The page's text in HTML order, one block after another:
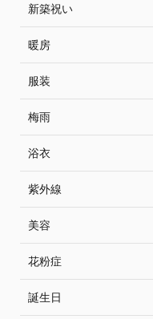
新築祝い
暖房
服装
梅雨
浴衣
紫外線
美容
花粉症
誕生日